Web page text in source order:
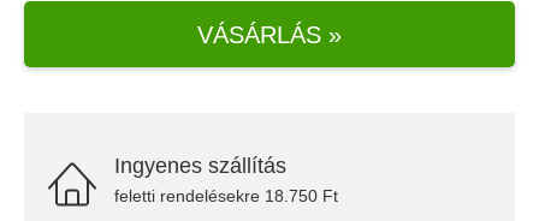
VÁSÁRLÁS »
Ingyenes szállítás
feletti rendelésekre 18.750 Ft